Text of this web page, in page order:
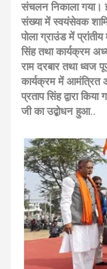
संचलन निकाला गया।
संख्या में स्वयंसेवक
पोला ग्राउंड में
सिंह तथा कार्यक्रम
राम दरबार तथा ध्वज
कार्यक्रम में आमंत्रित
प्रताप सिंह द्वारा
जी का उद्बोधन हुआ..